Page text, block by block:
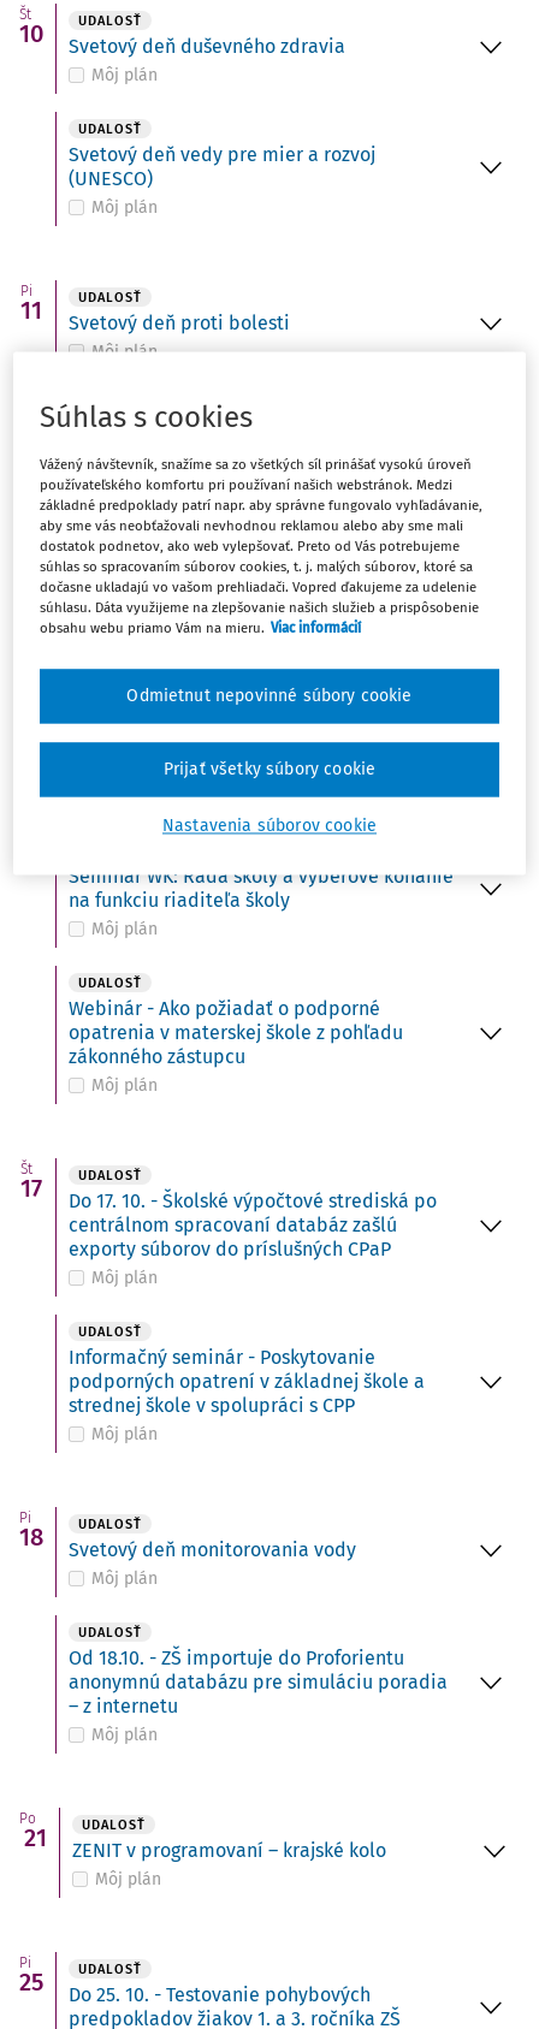
Št
10 UDALOSŤ
Svetový deň duševného zdravia
Môj plán
UDALOSŤ
Svetový deň vedy pre mier a rozvoj
(UNESCO)
Môj plán
Pi
11 UDALOSŤ
Svetový deň proti bolesti
Môj plán
15
Do 15. 10. - Ministerstvo školstva zverejní na
svojom webovom sídle termíny konania
prijímacích skúšok
Môj plán
UDALOSŤ
Môj plán
UDALOSŤ
VÚDPaP: Kto z koho – ako udržať hranice
Môj plán
Seminár WK: Rada školy a výberové konanie
na funkciu riaditeľa školy
Môj plán
UDALOSŤ
Webinár - Ako požiadať o podporné
opatrenia v materskej škole z pohľadu
zákonného zástupcu
Môj plán
Št
17 UDALOSŤ
Do 17. 10. - Školské výpočtové strediská po
centrálnom spracovaní databáz zašlú
exporty súborov do príslušných CPaP
Môj plán
UDALOSŤ
Informačný seminár - Poskytovanie
podporných opatrení v základnej škole a
strednej škole v spolupráci s CPP
Môj plán
Pi
18 UDALOSŤ
Svetový deň monitorovania vody
Môj plán
UDALOSŤ
Od 18.10. - ZŠ importuje do Proforientu
anonymnú databázu pre simuláciu poradia
– z internetu
Môj plán
Po
21 UDALOSŤ
ZENIT v programovaní – krajské kolo
Môj plán
Pi
25 UDALOSŤ
Do 25. 10. - Testovanie pohybových
predpokladov žiakov 1. a 3. ročníka ZŠ
Súhlas s cookies
Vážený návštevník, snažíme sa zo všetkých síl prinášať vysokú úroveň
používateľského komfortu pri používaní našich webstránok. Medzi
základné predpoklady patrí napr. aby správne fungovalo vyhľadávanie,
aby sme vás neobťažovali nevhodnou reklamou alebo aby sme mali
dostatok podnetov, ako web vylepšovať. Preto od Vás potrebujeme
súhlas so spracovaním súborov cookies, t. j. malých súborov, ktoré sa
dočasne ukladajú vo vašom prehliadači. Vopred ďakujeme za udelenie
súhlasu. Dáta využijeme na zlepšovanie našich služieb a prispôsobenie
obsahu webu priamo Vám na mieru. Viac informácií
Nastavenia súborov cookie
Odmietnut nepovinné súbory cookie
Prijať všetky súbory cookie